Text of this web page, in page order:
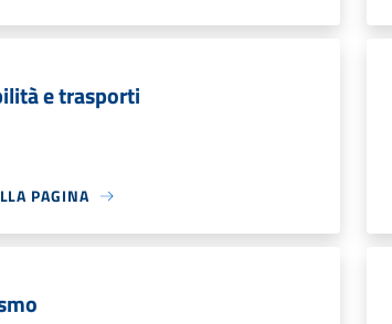
e trasporti
PAGINA